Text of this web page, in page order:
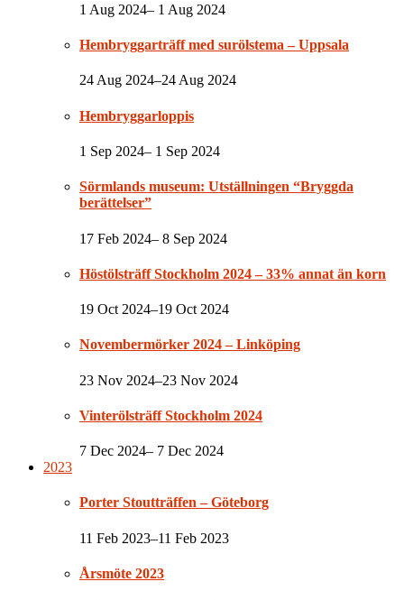
1 Aug 2024– 1 Aug 2024
Hembryggarträff med surölstema – Uppsala
24 Aug 2024–24 Aug 2024
Hembryggarloppis
1 Sep 2024– 1 Sep 2024
Sörmlands museum: Utställningen “Bryggda
berättelser”
17 Feb 2024– 8 Sep 2024
Höstölsträff Stockholm 2024 – 33% annat än korn
19 Oct 2024–19 Oct 2024
Novembermörker 2024 – Linköping
23 Nov 2024–23 Nov 2024
Vinterölsträff Stockholm 2024
7 Dec 2024– 7 Dec 2024
2023
Porter Stoutträffen – Göteborg
11 Feb 2023–11 Feb 2023
Årsmöte 2023